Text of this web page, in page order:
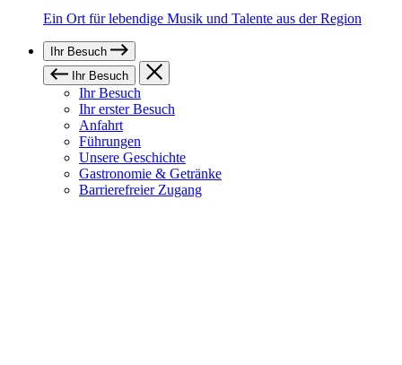
Ein Ort für lebendige Musik und Talente aus der Region
Ihr Besuch
Ihr Besuch
Ihr Besuch
Ihr erster Besuch
Anfahrt
Führungen
Unsere Geschichte
Gastronomie & Getränke
Barrierefreier Zugang